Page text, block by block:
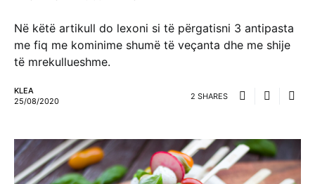
Në këtë artikull do lexoni si të përgatisni 3 antipasta
me fiq me kominime shumë të veçanta dhe me shije
të mrekullueshme.
KLEA
25/08/2020
2 SHARES